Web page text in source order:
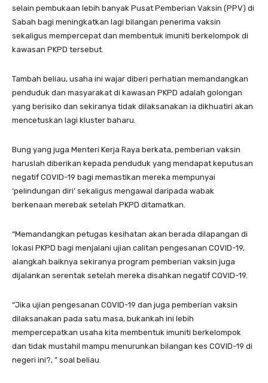
selain pembukaan lebih banyak Pusat Pemberian Vaksin (PPV) di
Sabah bagi meningkatkan lagi bilangan penerima vaksin
sekaligus mempercepat dan membentuk imuniti berkelompok di
kawasan PKPD tersebut.
Tambah beliau, usaha ini wajar diberi perhatian memandangkan
penduduk dan masyarakat di kawasan PKPD adalah golongan
yang berisiko dan sekiranya tidak dilaksanakan ia dikhuatiri akan
mencetuskan lagi kluster baharu.
Bung yang juga Menteri Kerja Raya berkata, pemberian vaksin
haruslah diberikan kepada penduduk yang mendapat keputusan
negatif COVID-19 bagi memastikan mereka mempunyai
‘pelindungan diri’ sekaligus mengawal daripada wabak
berkenaan merebak setelah PKPD ditamatkan.
“Memandangkan petugas kesihatan akan berada dilapangan di
lokasi PKPD bagi menjalani ujian calitan pengesanan COVID-19,
alangkah baiknya sekiranya program pemberian vaksin juga
dijalankan serentak setelah mereka disahkan negatif COVID-19.
“Jika ujian pengesanan COVID-19 dan juga pemberian vaksin
dilaksanakan pada satu masa, bukankah ini lebih
mempercepatkan usaha kita membentuk imuniti berkelompok
dan tidak mustahil mampu menurunkan bilangan kes COVID-19 di
negeri ini?, ” soal beliau.